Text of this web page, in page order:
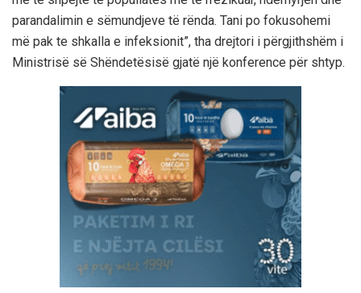
parandalimin e sëmundjeve të rënda. Tani po fokusohemi
më pak te shkalla e infeksionit”, tha drejtori i përgjithshëm i
Ministrisë së Shëndetësisë gjatë një konference për shtyp.